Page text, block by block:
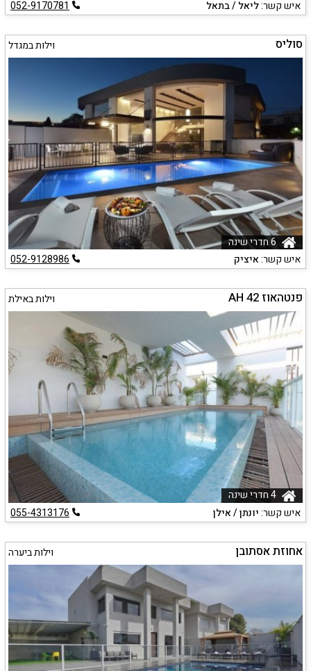
איש קשר:ליאל / בתאל 052-9170781
סוליס וילות במגדל
6 חדרי שינה
איש קשר:איציק 052-9128986
פנטהאוז AH 42 וילות באילת
איש קשר:יונתן / אילן 055-4313176
אחוזת אסתובן וילות ביערה